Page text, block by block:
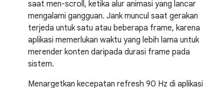
saat men-scroll, ketika alur animasi yang lancar
mengalami gangguan. Jank muncul saat gerakan
terjeda untuk satu atau beberapa frame, karena
aplikasi memerlukan waktu yang lebih lama untuk
merender konten daripada durasi frame pada
sistem.
Menargetkan kecepatan refresh 90 Hz di aplikasi